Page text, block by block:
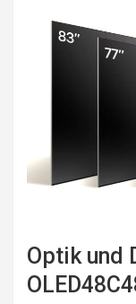
Optik und